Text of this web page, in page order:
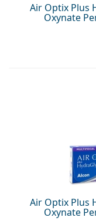
Air Optix Plus
Oxynate
Air Optix Plus
Oxynate